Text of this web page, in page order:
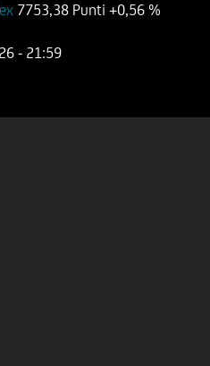
7753,38 Punti +0,56 %
- 21:59